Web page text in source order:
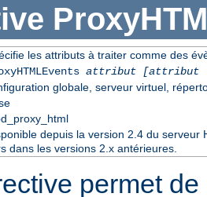
les attributs à traiter comme des
attribut
globale, serveur virtuel,
depuis la version 2.4 du serveur
dans les versions 2.x antérieures.
permet